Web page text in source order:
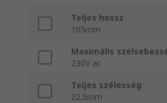
Teljes hossz
105mm
Maximális
230V ac
Teljes szélesség
22.5mm